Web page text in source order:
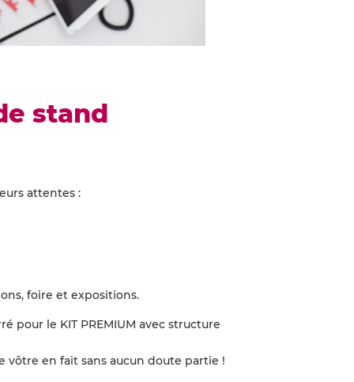
stand
attentes :
foire et expositions.
pour le KIT PREMIUM avec structure
vôtre en fait sans aucun doute partie !